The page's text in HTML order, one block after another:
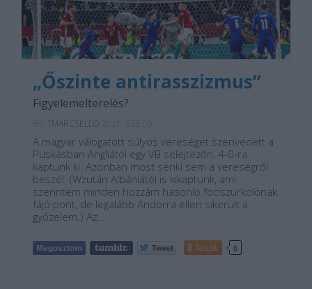
„Őszinte antirasszizmus”
Figyelemelterelés?
TMARCSELLO
A magyar válogatott súlyos vereséget szenvedett a
Puskásban Angliától egy VB selejtezőn, 4-0-ra
kaptunk ki. Azonban most senki sem a vereségről
beszél. (Wzután Albániától is kikaptunk, ami
szerintem minden hozzám hasonló fociszurkolónak
fájó pont, de legalább Andorra ellen sikerült a
győzelem.) Az…
Tetszik 0